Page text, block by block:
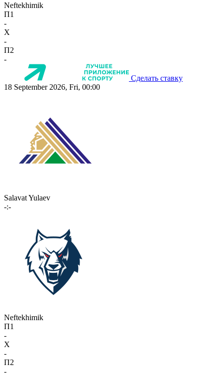
Neftekhimik
П1
-
X
-
П2
-
Сделать ставку
18 September 2026, Fri, 00:00
Salavat Yulaev
-:-
Neftekhimik
П1
-
X
-
П2
-